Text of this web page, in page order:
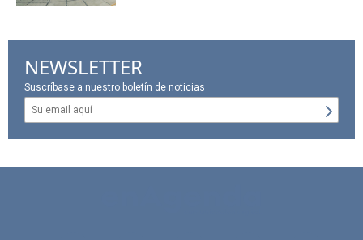
NEWSLETTER
Suscríbase a nuestro boletín de noticias